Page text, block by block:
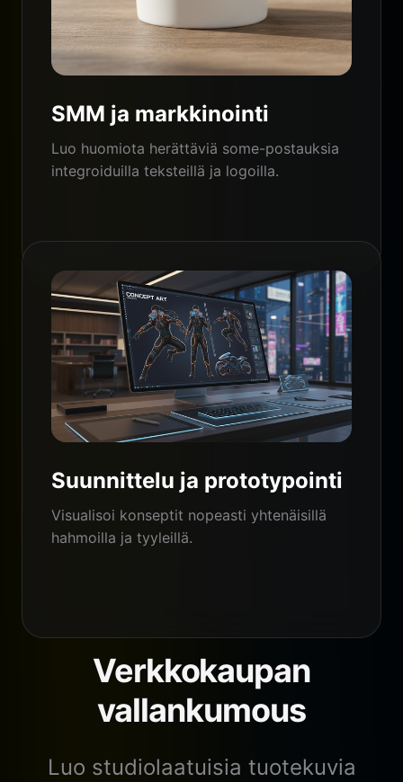
SMM ja markkinointi
Luo huomiota herättäviä some-postauksia
integroiduilla teksteillä ja logoilla.
Suunnittelu ja prototypointi
Visualisoi konseptit nopeasti yhtenäisillä
hahmoilla ja tyyleillä.
Verkkokaupan
vallankumous
Luo studiolaatuisia tuotekuvia